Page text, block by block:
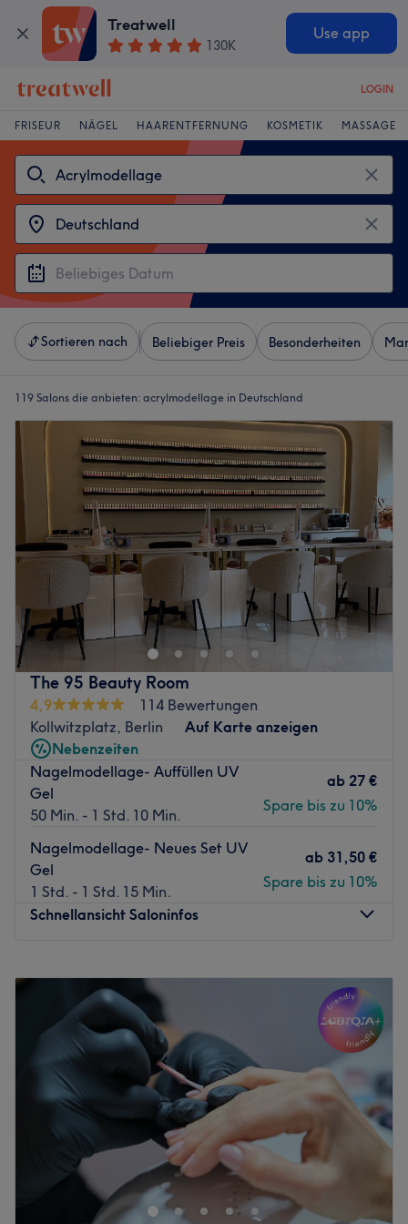
Treatwell
130K
Use app
LOGIN
FRISEUR NÄGEL HAARENTFERNUNG KOSMETIK MASSAGE
Sortieren nach Beliebiger Preis Besonderheiten
119 Salons die anbieten: acrylmodellage in Deutschland
The 95 Beauty Room
4,9
114 Bewertungen
Kollwitzplatz, Berlin
Auf Karte anzeigen
Nebenzeiten
Nagelmodellage- Auffüllen UV
Gel
50 Min. - 1 Std. 10 Min.
ab 27 €
Spare bis zu 10%
Nagelmodellage- Neues Set UV
Gel
1 Std. - 1 Std. 15 Min.
ab 31,50 €
Spare bis zu 10%
Schnellansicht Saloninfos
Dienstag
19:30
Mittwoch
19:30
Donnerstag
–19:30
Freitag
19:30
Samstag
09:30– 18:00
Sonntag
Geschlossen
Das Studio The 95 Beauty Room in Berlin-Prenzlauer Berg
ist der ideale Ort für alle, die Wert auf perfekt gepflegte
Hände und Füße legen. In diesem spezialisierten
Fachstudio wird Nageldesign als Kunstform verstanden,